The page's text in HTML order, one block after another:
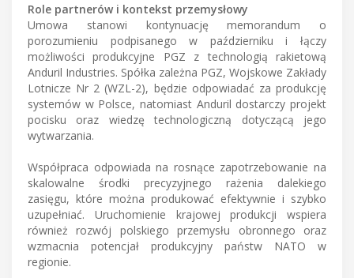
Role partnerów i kontekst przemysłowy
Umowa stanowi kontynuację memorandum o
porozumieniu podpisanego w październiku i łączy
możliwości produkcyjne PGZ z technologią rakietową
Anduril Industries. Spółka zależna PGZ, Wojskowe Zakłady
Lotnicze Nr 2 (WZL-2), będzie odpowiadać za produkcję
systemów w Polsce, natomiast Anduril dostarczy projekt
pocisku oraz wiedzę technologiczną dotyczącą jego
wytwarzania.
Współpraca odpowiada na rosnące zapotrzebowanie na
skalowalne środki precyzyjnego rażenia dalekiego
zasięgu, które można produkować efektywnie i szybko
uzupełniać. Uruchomienie krajowej produkcji wspiera
również rozwój polskiego przemysłu obronnego oraz
wzmacnia potencjał produkcyjny państw NATO w
regionie.